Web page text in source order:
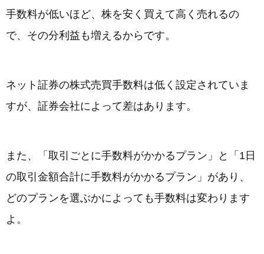
手数料が低いほど、株を安く買えて高く売れるの
で、その分利益も増えるからです。
ネット証券の株式売買手数料は低く設定されていま
すが、証券会社によって差はあります。
また、「取引ごとに手数料がかかるプラン」と「1日
の取引金額合計に手数料がかかるプラン」があり、
どのプランを選ぶかによっても手数料は変わります
よ。